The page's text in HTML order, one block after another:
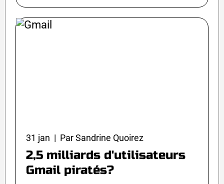
31 jan | Par Sandrine Quoirez
2,5 milliards d'utilisateurs
Gmail piratés?